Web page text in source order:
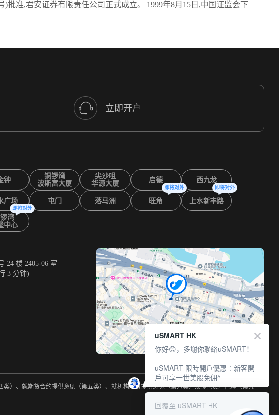
批准,君安证券有限责任公司正式成立。 1999年8月15日,中国证监会下
立即开户
钟
铜锣湾
波斯富大厦
尖沙咀
华源大厦
启德 西九龙
广场 屯门 落马洲 旺角
即将对外
上水新丰路
即将对外
湾
中心
即将对外
24 楼 2405-06 室
3 分钟)
）、就期货合约提供意见（第五类）、就机构融资提供意见（第六类）及提供资产管理（第九
uSMART HK
你好😊，多謝你聯絡uSMART！
uSMART 限時開戶優惠︰新客開
戶可享一世美股免佣^
回覆至 uSMART HK